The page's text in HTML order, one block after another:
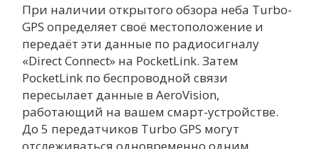
При наличии открытого обзора неба Turbo-
GPS определяет своё местоположение и
передаёт эти данные по радиосигналу
«Direct Connect» на PocketLink. Затем
PocketLink по беспроводной связи
пересылает данные в AeroVision,
работающий на вашем смарт-устройстве.
До 5 передатчиков Turbo GPS могут
отслеживаться одновременно одним